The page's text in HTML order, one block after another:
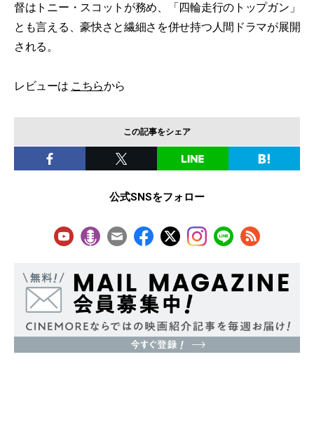
督はトニー・スコットが務め、「四輪走行のトップガン」
とも言える、豪快さと繊細さを併せ持つ人間ドラマが展開
される。
レビューは こちらから
この記事をシェア
公式SNSをフォロー